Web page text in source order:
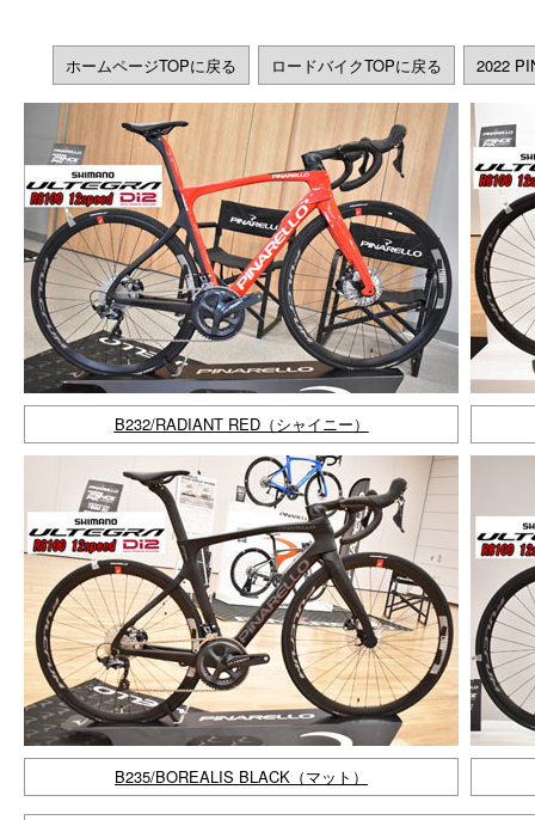
ホームページTOPに戻る ロードバイクTOPに戻る 2022
B232/RADIANT RED（シャイニー）
B235/BOREALIS BLACK（マット）